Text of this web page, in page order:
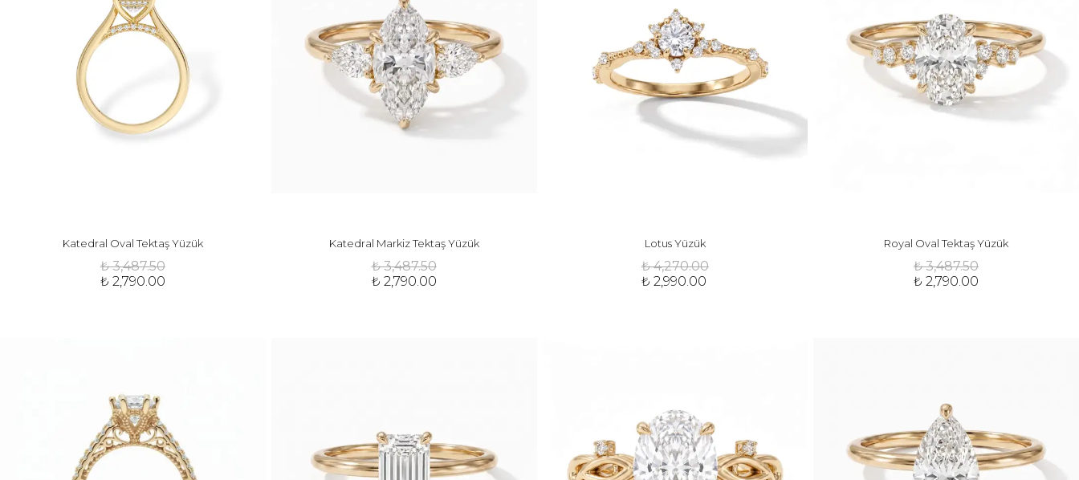
Katedral Oval Tektaş Yüzük
₺ 3,487.50
₺ 2,790.00
Katedral Markiz Tektaş Yüzük
₺ 3,487.50
₺ 2,790.00
Lotus Yüzük
₺ 4,270.00
₺ 2,990.00
Royal Oval Tektaş Yüzük
₺ 3,487.50
₺ 2,790.00